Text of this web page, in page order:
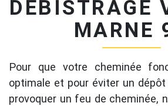
DÉBISTRAGE
MARNE
Pour que votre cheminée
optimale et pour éviter un
provoquer un feu de cheminée,